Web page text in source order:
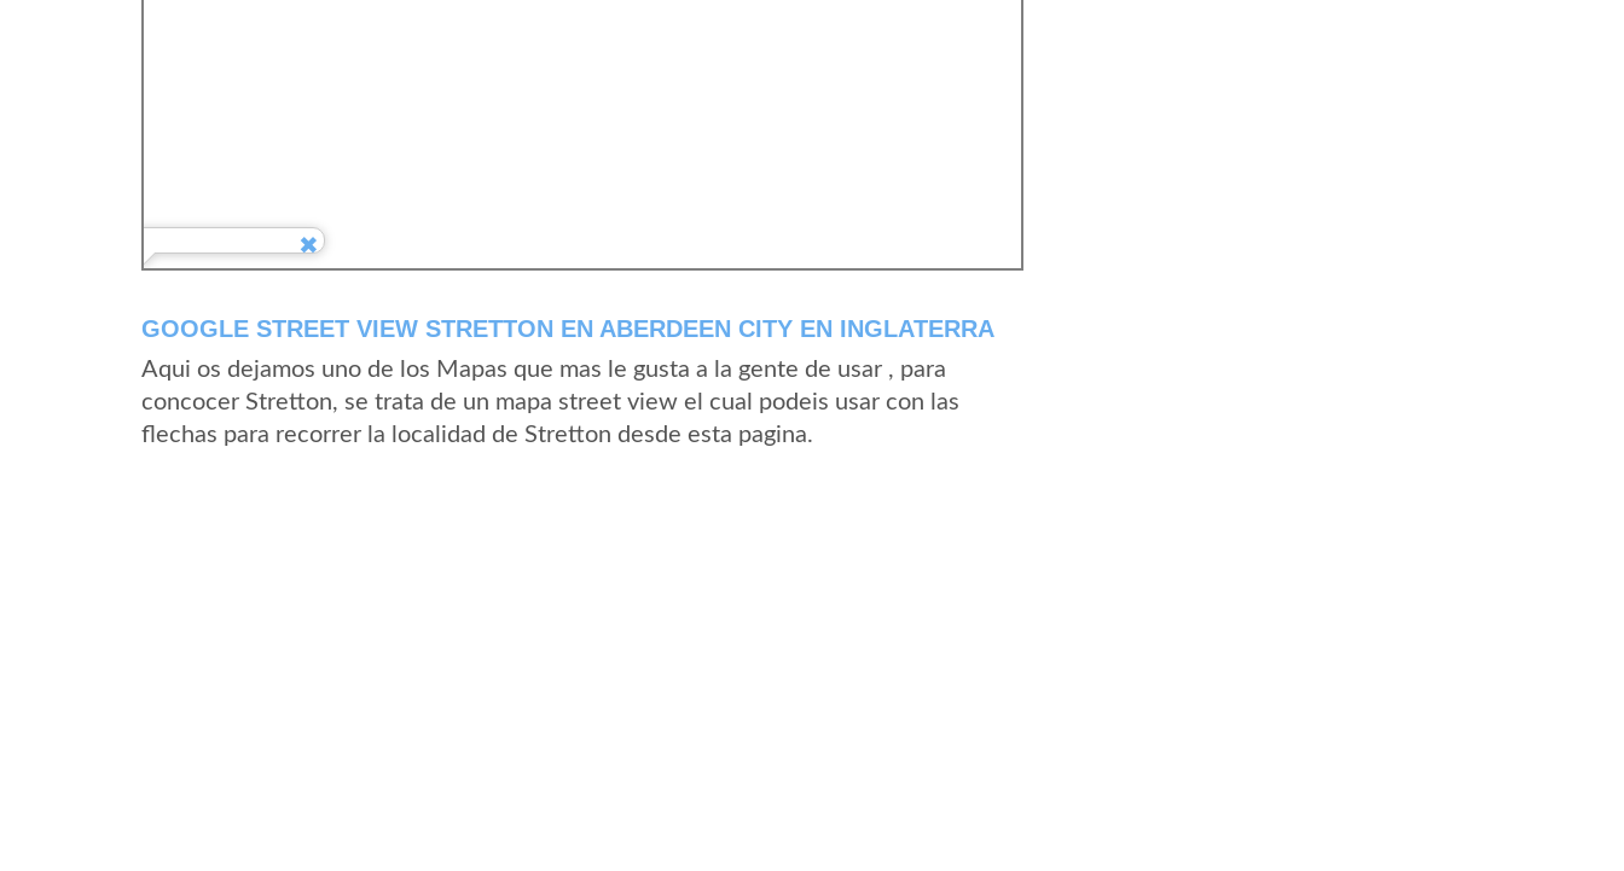
GOOGLE STREET VIEW STRETTON EN ABERDEEN CITY EN INGLATERRA
Aqui os dejamos uno de los Mapas que mas le gusta a la gente de usar , para
concocer Stretton, se trata de un mapa street view el cual podeis usar con las
flechas para recorrer la localidad de Stretton desde esta pagina.